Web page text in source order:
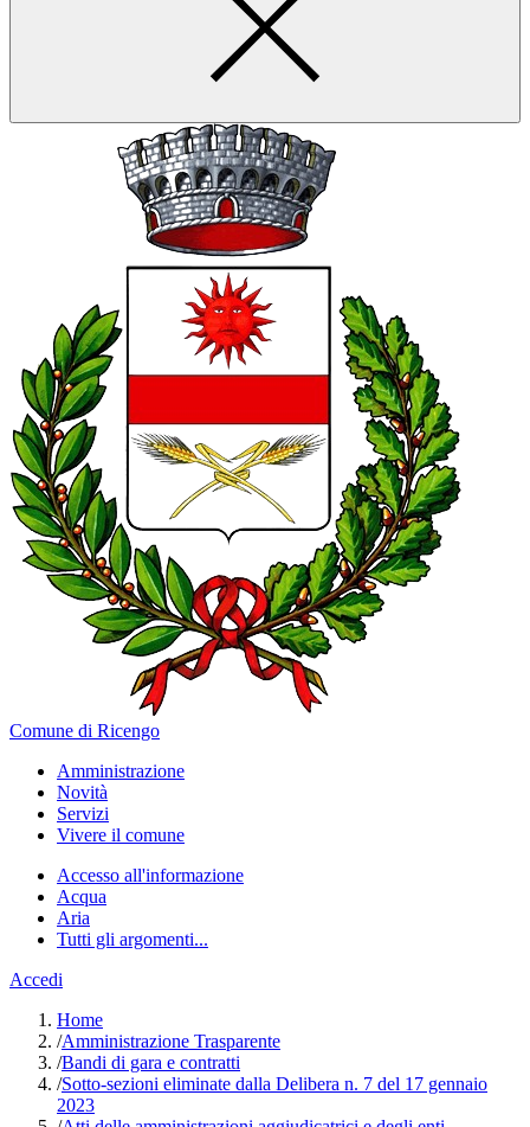
Comune di Ricengo
Amministrazione
Novità
Servizi
Vivere il comune
Accesso all'informazione
Acqua
Aria
Tutti gli argomenti...
Accedi
Home
/Amministrazione Trasparente
/Bandi di gara e contratti
/Sotto-sezioni eliminate dalla Delibera n. 7 del 17 gennaio
2023